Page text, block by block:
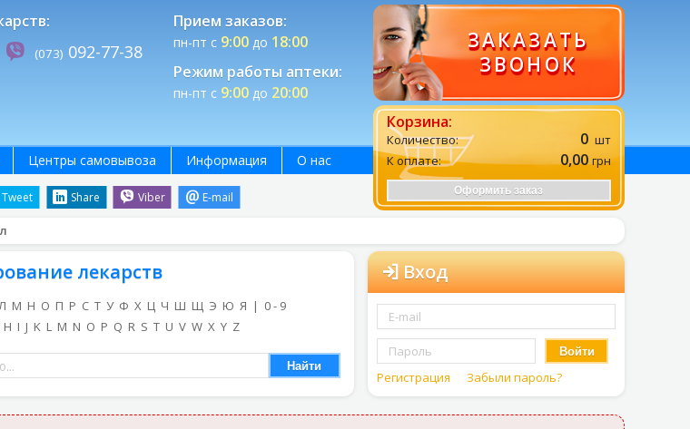
(073) 092-77-38
Прием заказов:
пн-пт с 9:00до 18:00
Режим работы аптеки:
пн-пт с 9:00до 20:00
ЗАКАЗАТЬ
ЗВОНОК
Корзина:
Количество: 0 шт
К оплате:
0,00 грн
Оформить заказ
Tweet Share Viber E-mail
Центры самовывоза Информация О нас
лекарств
М Н О П Р С Т У Ф Х Ц Ч Ш Щ Э Ю Я | 0 - 9
H I J K L M N O P Q R S T U V W X Y Z
Найти
Вход
Войти
Регистрация Забыли пароль?